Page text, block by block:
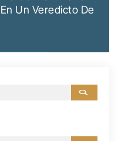
Un Veredicto De